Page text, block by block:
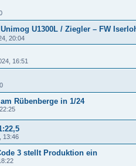
U1300L / Ziegler – FW
20:04
16:51
Rübenberge in 1/24
13:46
3 stellt Produktion ein